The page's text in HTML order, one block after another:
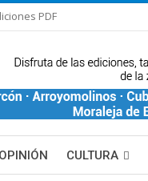
PDF
OPINIÓN CULTURA